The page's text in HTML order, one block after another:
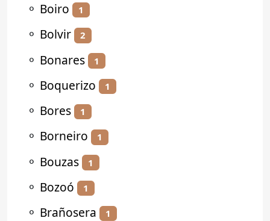
⚬ Boiro 1
⚬ Bolvir 2
⚬ Bonares 1
⚬ Boquerizo 1
⚬ Bores 1
⚬ Borneiro 1
⚬ Bouzas 1
⚬ Bozoó 1
⚬ Brañosera 1